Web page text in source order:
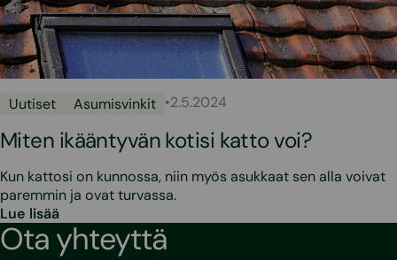
Uutiset Asumisvinkit •2.5.2024
Miten ikääntyvän kotisi katto voi?
Kun kattosi on kunnossa, niin myös asukkaat sen alla voivat
paremmin ja ovat turvassa.
Lue lisää
Ota yhteyttä